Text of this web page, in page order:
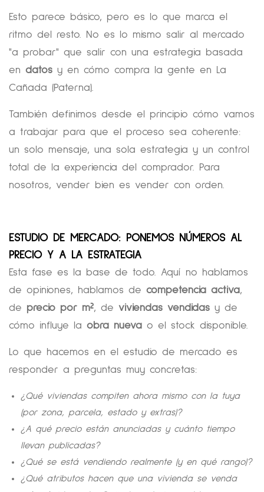
Esto parece básico, pero es lo que marca el
ritmo del resto. No es lo mismo salir al mercado
"a probar" que salir con una estrategia basada
en datos y en cómo compra la gente en La
Cañada (Paterna).
También definimos desde el principio cómo vamos
a trabajar para que el proceso sea coherente:
un solo mensaje, una sola estrategia y un control
total de la experiencia del comprador. Para
nosotros, vender bien es vender con orden.
ESTUDIO DE MERCADO: PONEMOS NÚMEROS AL
PRECIO Y A LA ESTRATEGIA
Esta fase es la base de todo. Aquí no hablamos
de opiniones, hablamos de competencia activa,
de precio por m², de viviendas vendidas y de
cómo influye la obra nueva o el stock disponible.
Lo que hacemos en el estudio de mercado es
responder a preguntas muy concretas:
¿Qué viviendas compiten ahora mismo con la tuya
(por zona, parcela, estado y extras)?
¿A qué precio están anunciadas y cuánto tiempo
llevan publicadas?
¿Qué se está vendiendo realmente (y en qué rango)?
¿Qué atributos hacen que una vivienda se venda